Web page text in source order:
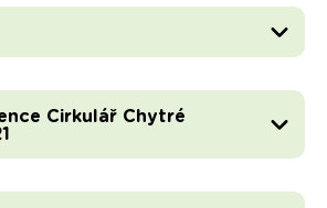
Cirkulář Chytré